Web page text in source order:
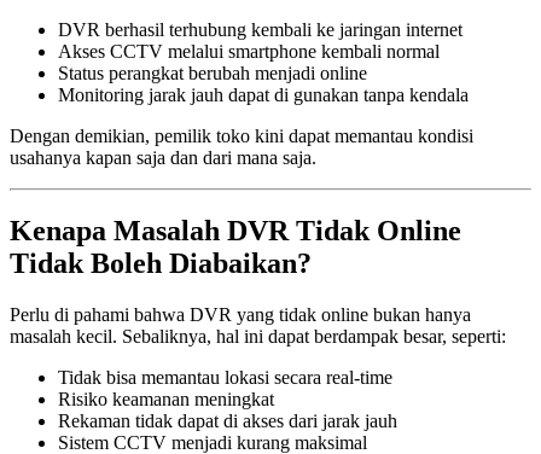
DVR berhasil terhubung kembali ke jaringan internet
Akses CCTV melalui smartphone kembali normal
Status perangkat berubah menjadi online
Monitoring jarak jauh dapat di gunakan tanpa kendala
Dengan demikian, pemilik toko kini dapat memantau kondisi
usahanya kapan saja dan dari mana saja.
Kenapa Masalah DVR Tidak Online
Tidak Boleh Diabaikan?
Perlu di pahami bahwa DVR yang tidak online bukan hanya
masalah kecil. Sebaliknya, hal ini dapat berdampak besar, seperti:
Tidak bisa memantau lokasi secara real-time
Risiko keamanan meningkat
Rekaman tidak dapat di akses dari jarak jauh
Sistem CCTV menjadi kurang maksimal